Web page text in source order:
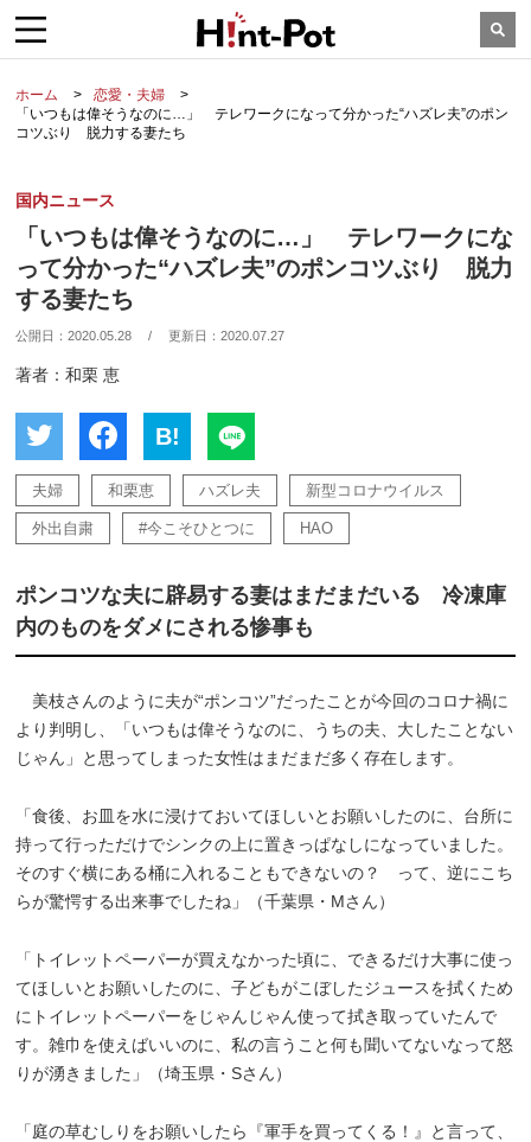
ホーム
恋愛・夫婦
「いつもは偉そうなのに…」 テレワークになって分かった“ハズレ夫”のポン
コツぶり 脱力する妻たち
国内ニュース
「いつもは偉そうなのに…」 テレワークにな
って分かった“ハズレ夫”のポンコツぶり 脱力
する妻たち
公開日：2020.05.28 / 更新日：2020.07.27
著者：和栗 恵
B!
夫婦 和栗恵 ハズレ夫 新型コロナウイルス
外出自粛 #今こそひとつに HAO
ポンコツな夫に辟易する妻はまだまだいる 冷凍庫
内のものをダメにされる惨事も
美枝さんのように夫が“ポンコツ”だったことが今回のコロナ禍に
より判明し、「いつもは偉そうなのに、うちの夫、大したことない
じゃん」と思ってしまった女性はまだまだ多く存在します。
「食後、お皿を水に浸けておいてほしいとお願いしたのに、台所に
持って行っただけでシンクの上に置きっぱなしになっていました。
そのすぐ横にある桶に入れることもできないの？ って、逆にこち
らが驚愕する出来事でしたね」（千葉県・Mさん）
「トイレットペーパーが買えなかった頃に、できるだけ大事に使っ
てほしいとお願いしたのに、子どもがこぼしたジュースを拭くため
にトイレットペーパーをじゃんじゃん使って拭き取っていたんで
す。雑巾を使えばいいのに、私の言うこと何も聞いてないなって怒
りが湧きました」（埼玉県・Sさん）
「庭の草むしりをお願いしたら『軍手を買ってくる！』と言って、